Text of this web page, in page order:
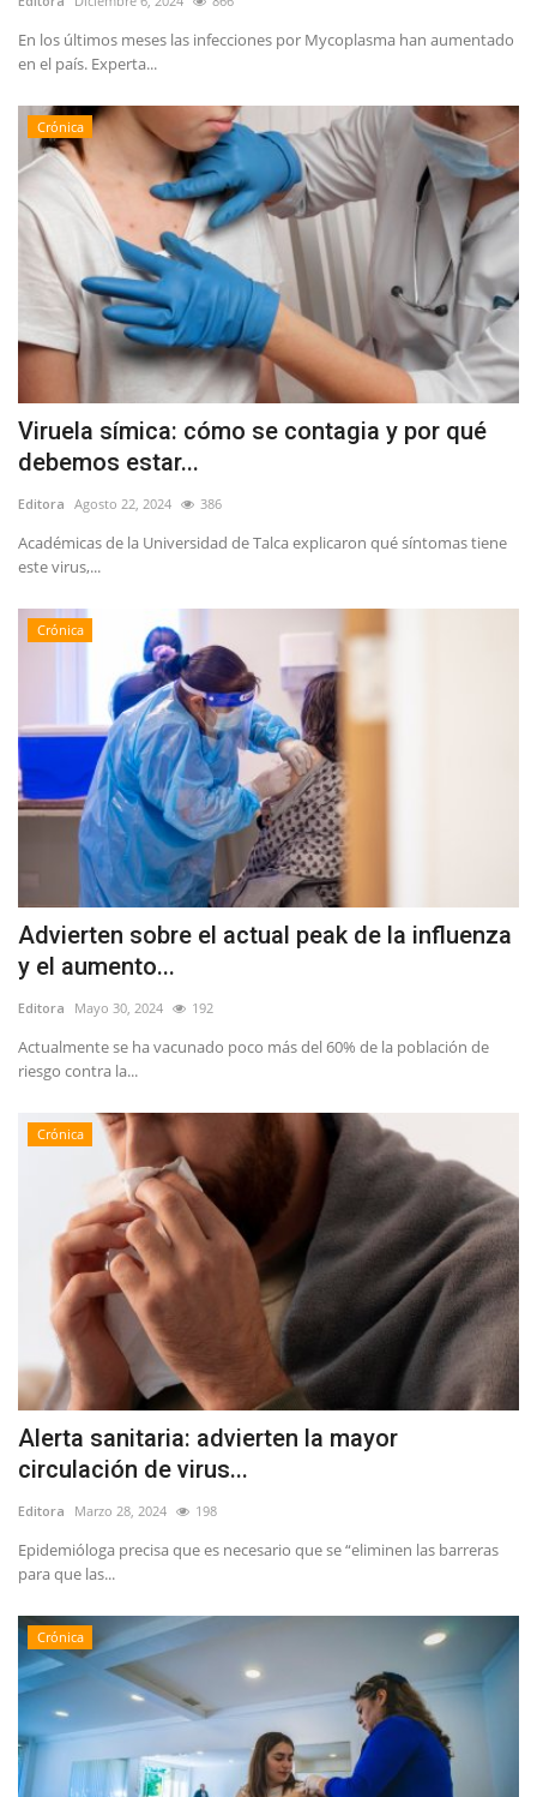
En los últimos meses las infecciones por Mycoplasma han aumentado
en el país. Experta...
Crónica
Viruela símica: cómo se contagia y por qué
debemos estar...
Editora Agosto 22, 2024 386
Académicas de la Universidad de Talca explicaron qué síntomas tiene
este virus,...
Crónica
Advierten sobre el actual peak de la influenza
y el aumento...
Editora Mayo 30, 2024 192
Actualmente se ha vacunado poco más del 60% de la población de
riesgo contra la...
Crónica
Alerta sanitaria: advierten la mayor
circulación de virus...
Editora Marzo 28, 2024 198
Epidemióloga precisa que es necesario que se “eliminen las barreras
para que las...
Crónica